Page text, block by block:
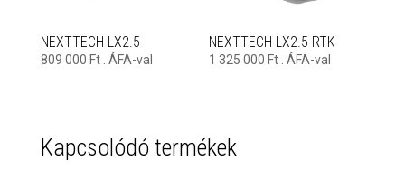
NEXTTECH LX2.5
809 000 Ft . ÁFA-val
NEXTTECH LX2.5 RTK
1 325 000 Ft . ÁFA-val
Kapcsolódó termékek